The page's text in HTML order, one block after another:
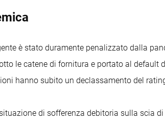
è stato duramente penalizzato dalla
le catene di fornitura e portato al default
hanno subito un declassamento del
di sofferenza debitoria sulla scia